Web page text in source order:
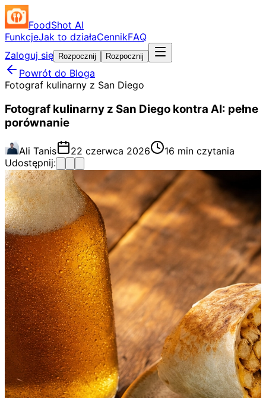
FoodShot AI
FunkcjeJak to działaCennikFAQ
Zaloguj się
Rozpocznij Rozpocznij
Powrót do Bloga
Fotograf kulinarny z San Diego
Fotograf kulinarny z San Diego kontra AI: pełne
porównanie
Ali Tanis 22 czerwca 2026
16 min czytania
Udostępnij: